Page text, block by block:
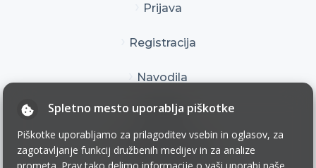
Prijava
Registracija
Navodila
Kontakt
Pogoji uporabe
Spletno mesto uporablja piškotke
Piškotke uporabljamo za prilagoditev vsebin in oglasov, za
zagotavljanje funkcij družbenih medijev in za analize